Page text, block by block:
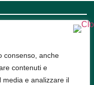
consenso, anche
contenuti e
media e analizzare il